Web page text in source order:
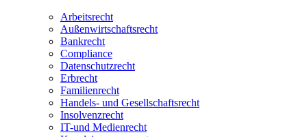
Arbeitsrecht
Außenwirtschaftsrecht
Bankrecht
Compliance
Datenschutzrecht
Erbrecht
Familienrecht
Handels- und Gesellschaftsrecht
Insolvenzrecht
IT-und Medienrecht